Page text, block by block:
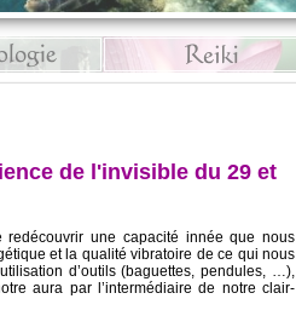
de l'invisible du 29 et
une capacité innée que nous
et la qualité vibratoire de ce qui nous
d’outils (baguettes, pendules, …),
aura par l’intermédiaire de notre clair-